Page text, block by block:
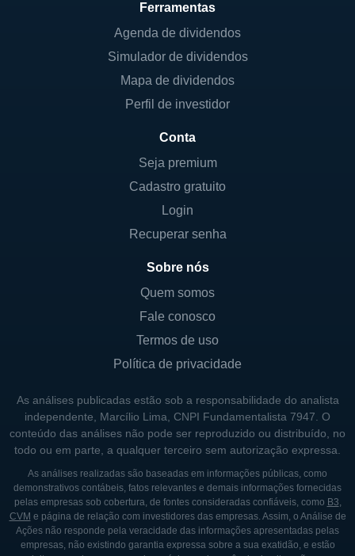
Ferramentas
Agenda de dividendos
Simulador de dividendos
Mapa de dividendos
Perfil de investidor
Conta
Seja premium
Cadastro gratuito
Login
Recuperar senha
Sobre nós
Quem somos
Fale conosco
Termos de uso
Política de privacidade
As análises publicadas estão sob a responsabilidade do analista
independente, Marcílio Lima, CNPI Fundamentalista 7947. O
conteúdo das análises não pode ser reproduzido ou distribuído, no
todo ou em parte, a qualquer terceiro sem autorização expressa.
As análises realizadas são baseadas em informações públicas, como
demonstrativos contábeis, fatos relevantes e demais informações fornecidas
pelas empresas sob cobertura, de fontes consideradas confiáveis, como B3,
CVM e página de relação com investidores das empresas. Assim, o Análise de
Ações não responde pela veracidade das informações apresentadas pelas
empresas, não existindo garantia expressa sobre a sua exatidão, e estão